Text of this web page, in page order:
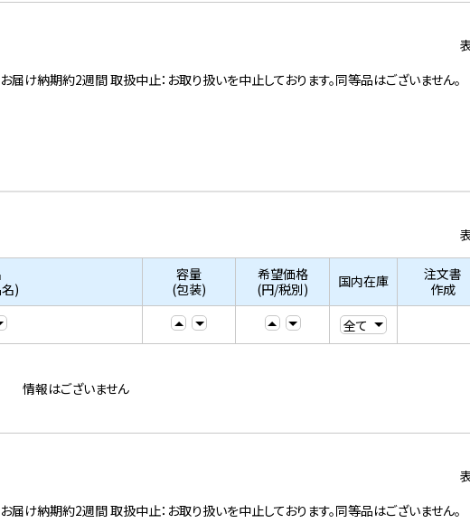
け納期約2週間 取扱中止：お取り扱いを中止しております。同等品はございません。
)
容量
(包装)
希望価格
(円/税別)
国内在庫
注文書
作成
情報はございません
け納期約2週間 取扱中止：お取り扱いを中止しております。同等品はございません。